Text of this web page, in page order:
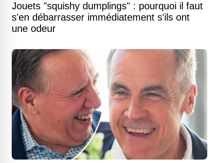
Jouets "squishy dumplings" : pourquoi il faut
s'en débarrasser immédiatement s'ils ont
une odeur